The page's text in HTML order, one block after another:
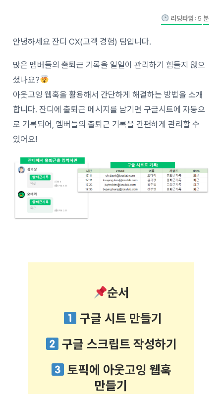
리딩타임: 5 분
안녕하세요 잔디 CX(고객 경험) 팀입니다.
많은 멤버들의 출퇴근 기록을 일일이 관리하기 힘들지 않으
셨나요?
아웃고잉 웹훅을 활용해서 간단하게 해결하는 방법을 소개
합니다. 잔디에 출퇴근 메시지를 남기면 구글시트에 자동으
로 기록되어, 멤버들의 출퇴근 기록을 간편하게 관리할 수
있어요!
순서
구글 시트 만들기
구글 스크립트 작성하기
토픽에 아웃고잉 웹훅
만들기